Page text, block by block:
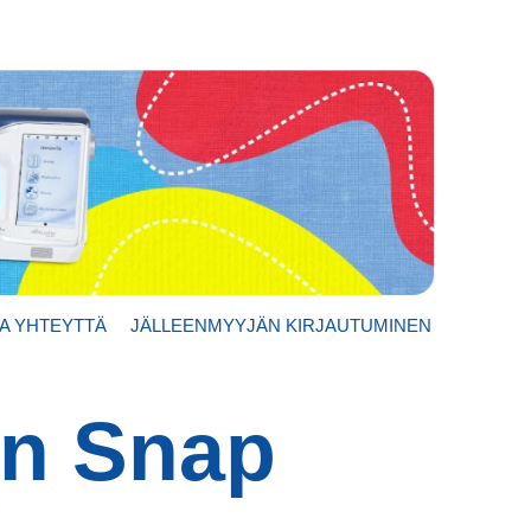
YHTEYTTÄ JÄLLEENMYYJÄN KIRJAUTUMINEN
Snap